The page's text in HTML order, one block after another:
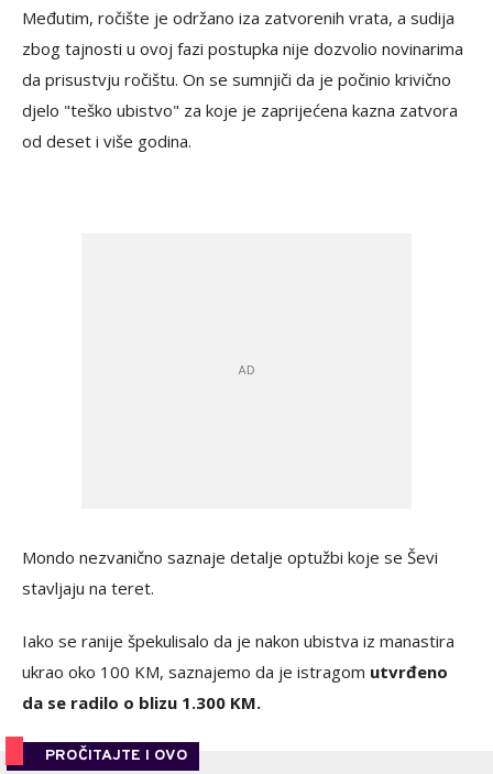
Međutim, ročište je održano iza zatvorenih vrata, a sudija
zbog tajnosti u ovoj fazi postupka nije dozvolio novinarima
da prisustvju ročištu. On se sumnjiči da je počinio krivično
djelo "teško ubistvo" za koje je zaprijećena kazna zatvora
od deset i više godina.
Mondo nezvanično saznaje detalje optužbi koje se Ševi
stavljaju na teret.
Iako se ranije špekulisalo da je nakon ubistva iz manastira
ukrao oko 100 KM, saznajemo da je istragom utvrđeno
da se radilo o blizu 1.300 KM.
PROČITAJTE I OVO